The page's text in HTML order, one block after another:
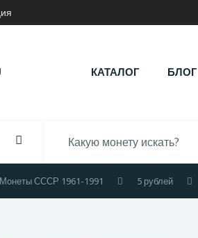
КАТАЛОГ БЛОГ
Монеты СССР 1961-1991 5 рублей